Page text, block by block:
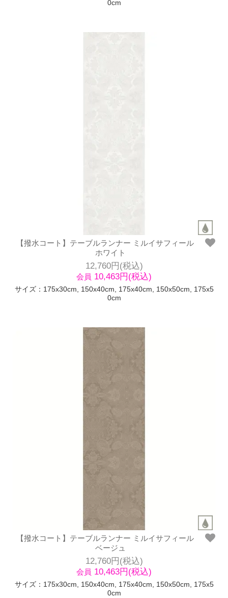
0cm
【撥水コート】テーブルランナー ミルイサフィール
ホワイト
12,760円(税込)
会員 10,463円(税込)
サイズ：175x30cm, 150x40cm, 175x40cm, 150x50cm, 175x5
0cm
【撥水コート】テーブルランナー ミルイサフィール
ベージュ
12,760円(税込)
会員 10,463円(税込)
サイズ：175x30cm, 150x40cm, 175x40cm, 150x50cm, 175x5
0cm